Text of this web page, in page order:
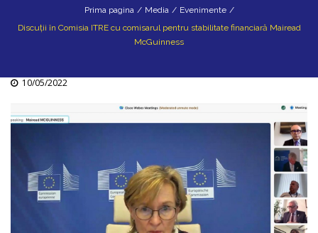
Prima pagina / Media / Evenimente /
Discuții în Comisia ITRE cu comisarul pentru stabilitate financiară Mairead
McGuinness
10/05/2022